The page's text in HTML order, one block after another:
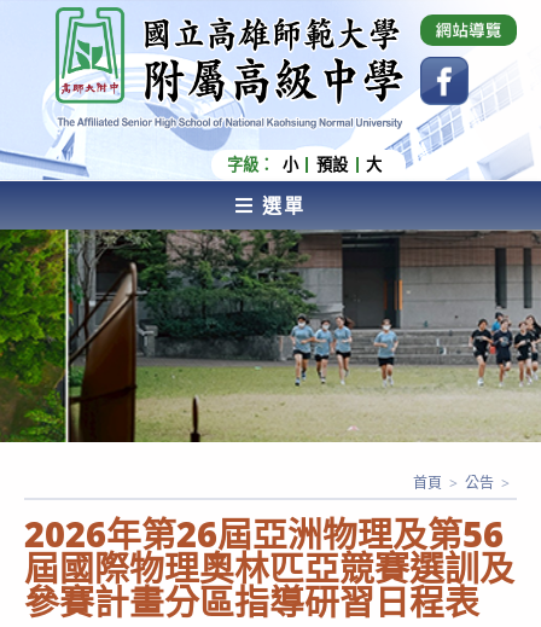
內
容
國立高雄師範大學附屬高級中學 Affiliated Senior
High School of National Kaohsiung Normal
University
字級： 小 預設 大
選單
AFFILIATED SENIOR HIGH SCHOOL OF NATIONAL
KAOHSIUNG NORMAL UNIVERSITY
2026年第26屆亞洲物理及第56
屆國際物理奧林匹亞競賽選訓及
參賽計畫分區指導研習日程表
首頁 > 公告 >